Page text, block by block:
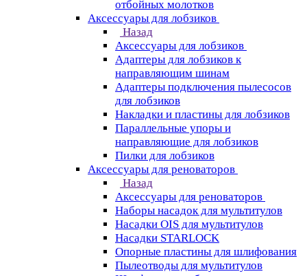
отбойных молотков
Аксессуары для лобзиков
Назад
Аксессуары для лобзиков
Адаптеры для лобзиков к
направляющим шинам
Адаптеры подключения пылесосов
для лобзиков
Накладки и пластины для лобзиков
Параллельные упоры и
направляющие для лобзиков
Пилки для лобзиков
Аксессуары для реноваторов
Назад
Аксессуары для реноваторов
Наборы насадок для мультитулов
Насадки OIS для мультитулов
Насадки STARLOCK
Опорные пластины для шлифования
Пылеотводы для мультитулов